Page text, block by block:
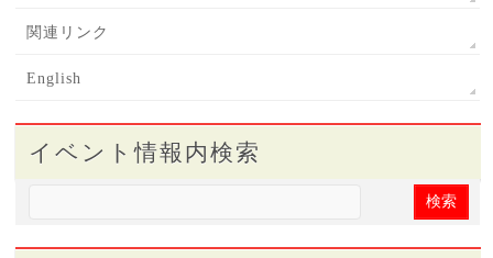
関連リンク
English
イベント情報内検索